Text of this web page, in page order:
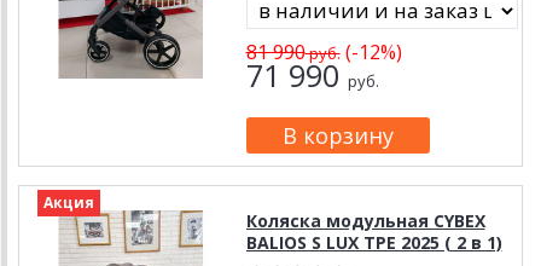
81 990руб.(-12%)
71 990руб.
Акция
Коляска модульная CYBEX
BALIOS S LUX TPE 2025 ( 2 в 1)